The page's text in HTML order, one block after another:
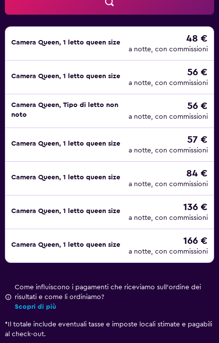
Camera Queen, 1 letto queen size 48 €
a notte, con commissioni
Camera Queen, 1 letto queen size 56 €
a notte, con commissioni
Camera Queen, Tipo di letto non
noto
56 €
a notte, con commissioni
Camera Queen, 1 letto queen size 57 €
a notte, con commissioni
Camera Queen, 1 letto queen size 84 €
a notte, con commissioni
Camera Queen, 1 letto queen size 136 €
a notte, con commissioni
Camera Queen, 1 letto queen size 166 €
a notte, con commissioni
Come influiscono i pagamenti che riceviamo sull'ordine dei
risultati e come li ordiniamo?
Scopri di più
* Il totale include eventuali tasse e imposte locali stimate e pagabili
al check-out.